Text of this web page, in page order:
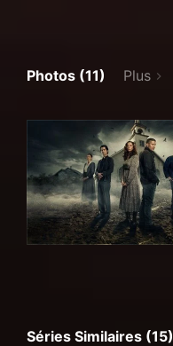
Photos (11) Plus
Séries Similaires (15)